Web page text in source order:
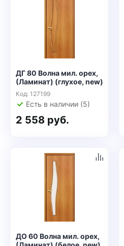
ДГ 80 Волна мил. орех,
(Ламинат) (глухое, new)
Код: 127199
Есть в наличии (5)
2 558 руб.
ДО 60 Волна мил. орех,